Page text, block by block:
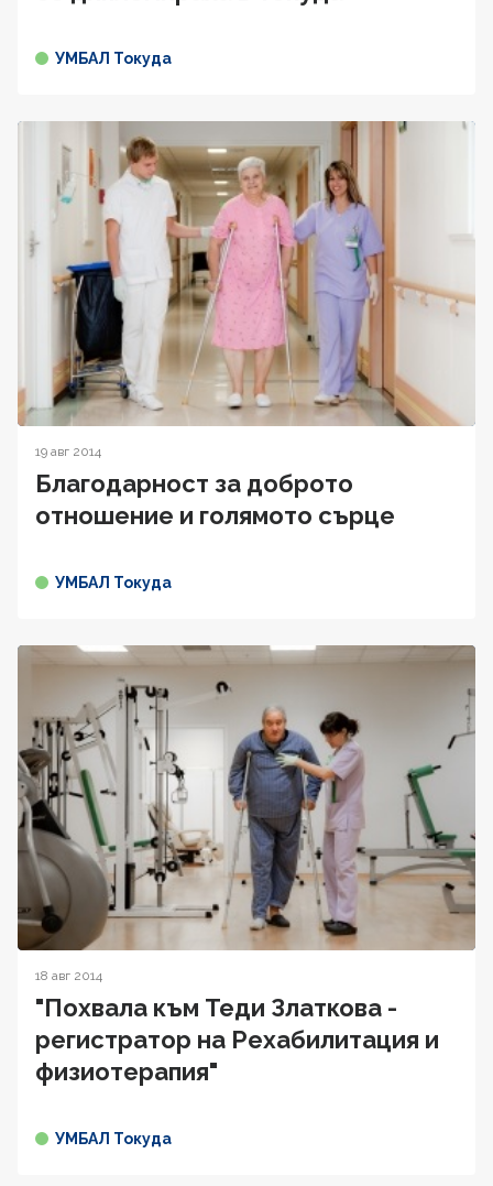
УМБАЛ Токуда
19 авг 2014
Благодарност за доброто
отношение и голямото сърце
УМБАЛ Токуда
18 авг 2014
"Похвала към Теди Златкова -
регистратор на Рехабилитация и
физиотерапия"
УМБАЛ Токуда